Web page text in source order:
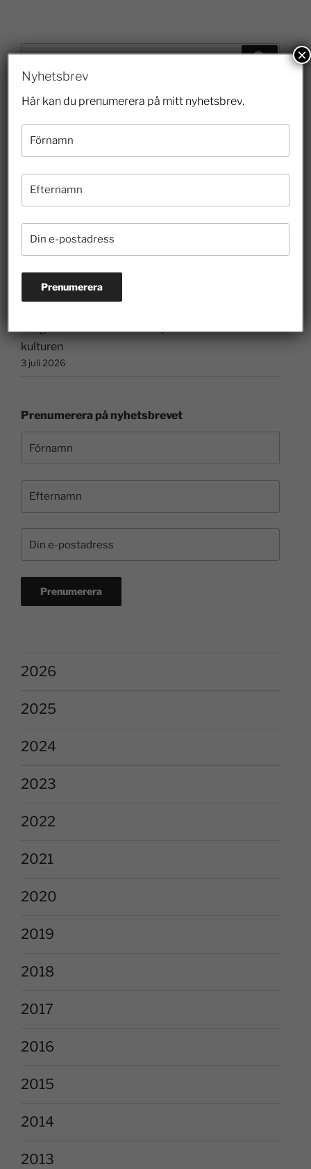
Veterinärbrist löses inte av prisregleringar
28 juli 2026
Riskkapitalister och finansmarknaden har lyft
Sverige
26 juli 2026
Hur länge ska felaktigheter få styra skoldebatten?
10 juli 2026
Borgvik illustrerar hur entreprenörer bidrar till
kulturen
3 juli 2026
Prenumerera på nyhetsbrevet
2026
2025
2024
2023
2022
2021
2020
2019
2018
2017
2016
2015
2014
2013
Nyhetsbrev
Här kan du prenumerera på mitt nyhetsbrev.
×